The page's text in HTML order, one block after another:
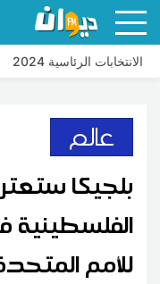
الانتخابات الرئاسية 2024
عالم
بلجيكا
الفلسطينية
للأمم